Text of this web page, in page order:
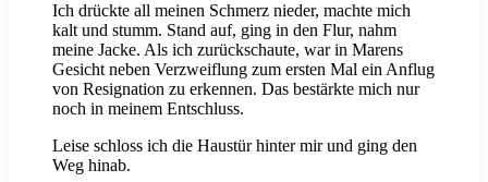
Ich drückte all meinen Schmerz nieder, machte mich
kalt und stumm. Stand auf, ging in den Flur, nahm
meine Jacke. Als ich zurückschaute, war in Marens
Gesicht neben Verzweiflung zum ersten Mal ein Anflug
von Resignation zu erkennen. Das bestärkte mich nur
noch in meinem Entschluss.
Leise schloss ich die Haustür hinter mir und ging den
Weg hinab.